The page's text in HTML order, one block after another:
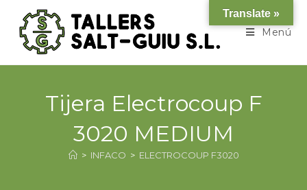
Menú
Tijera Electrocoup F
3020 MEDIUM
> INFACO > ELECTROCOUP F3020
Translate »